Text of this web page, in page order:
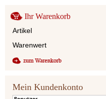
Ihr Warenkorb
Artikel
Warenwert
Mein Kundenkonto